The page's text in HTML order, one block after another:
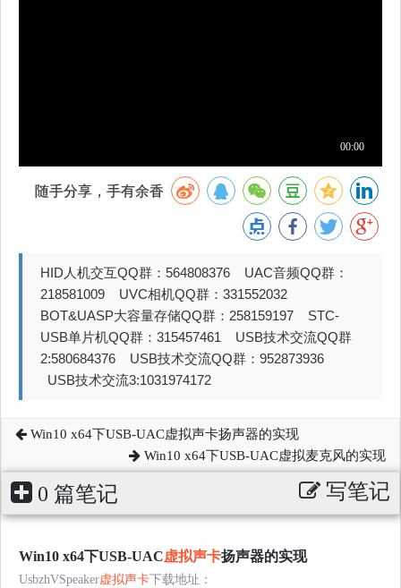
随手分享，手有余香
HID人机交互QQ群：564808376 UAC音频QQ群：
218581009 UVC相机QQ群：331552032
BOT&UASP大容量存储QQ群：258159197 STC-
USB单片机QQ群：315457461 USB技术交流QQ群
2:580684376 USB技术交流QQ群：952873936
USB技术交流3:1031974172
Win10 x64下USB-UAC虚拟声卡扬声器的实现
Win10 x64下USB-UAC虚拟麦克风的实现
0 篇笔记 写笔记
Win10 x64下USB-UAC虚拟声卡扬声器的实现
UsbzhVSpeaker虚拟声卡下载地址：